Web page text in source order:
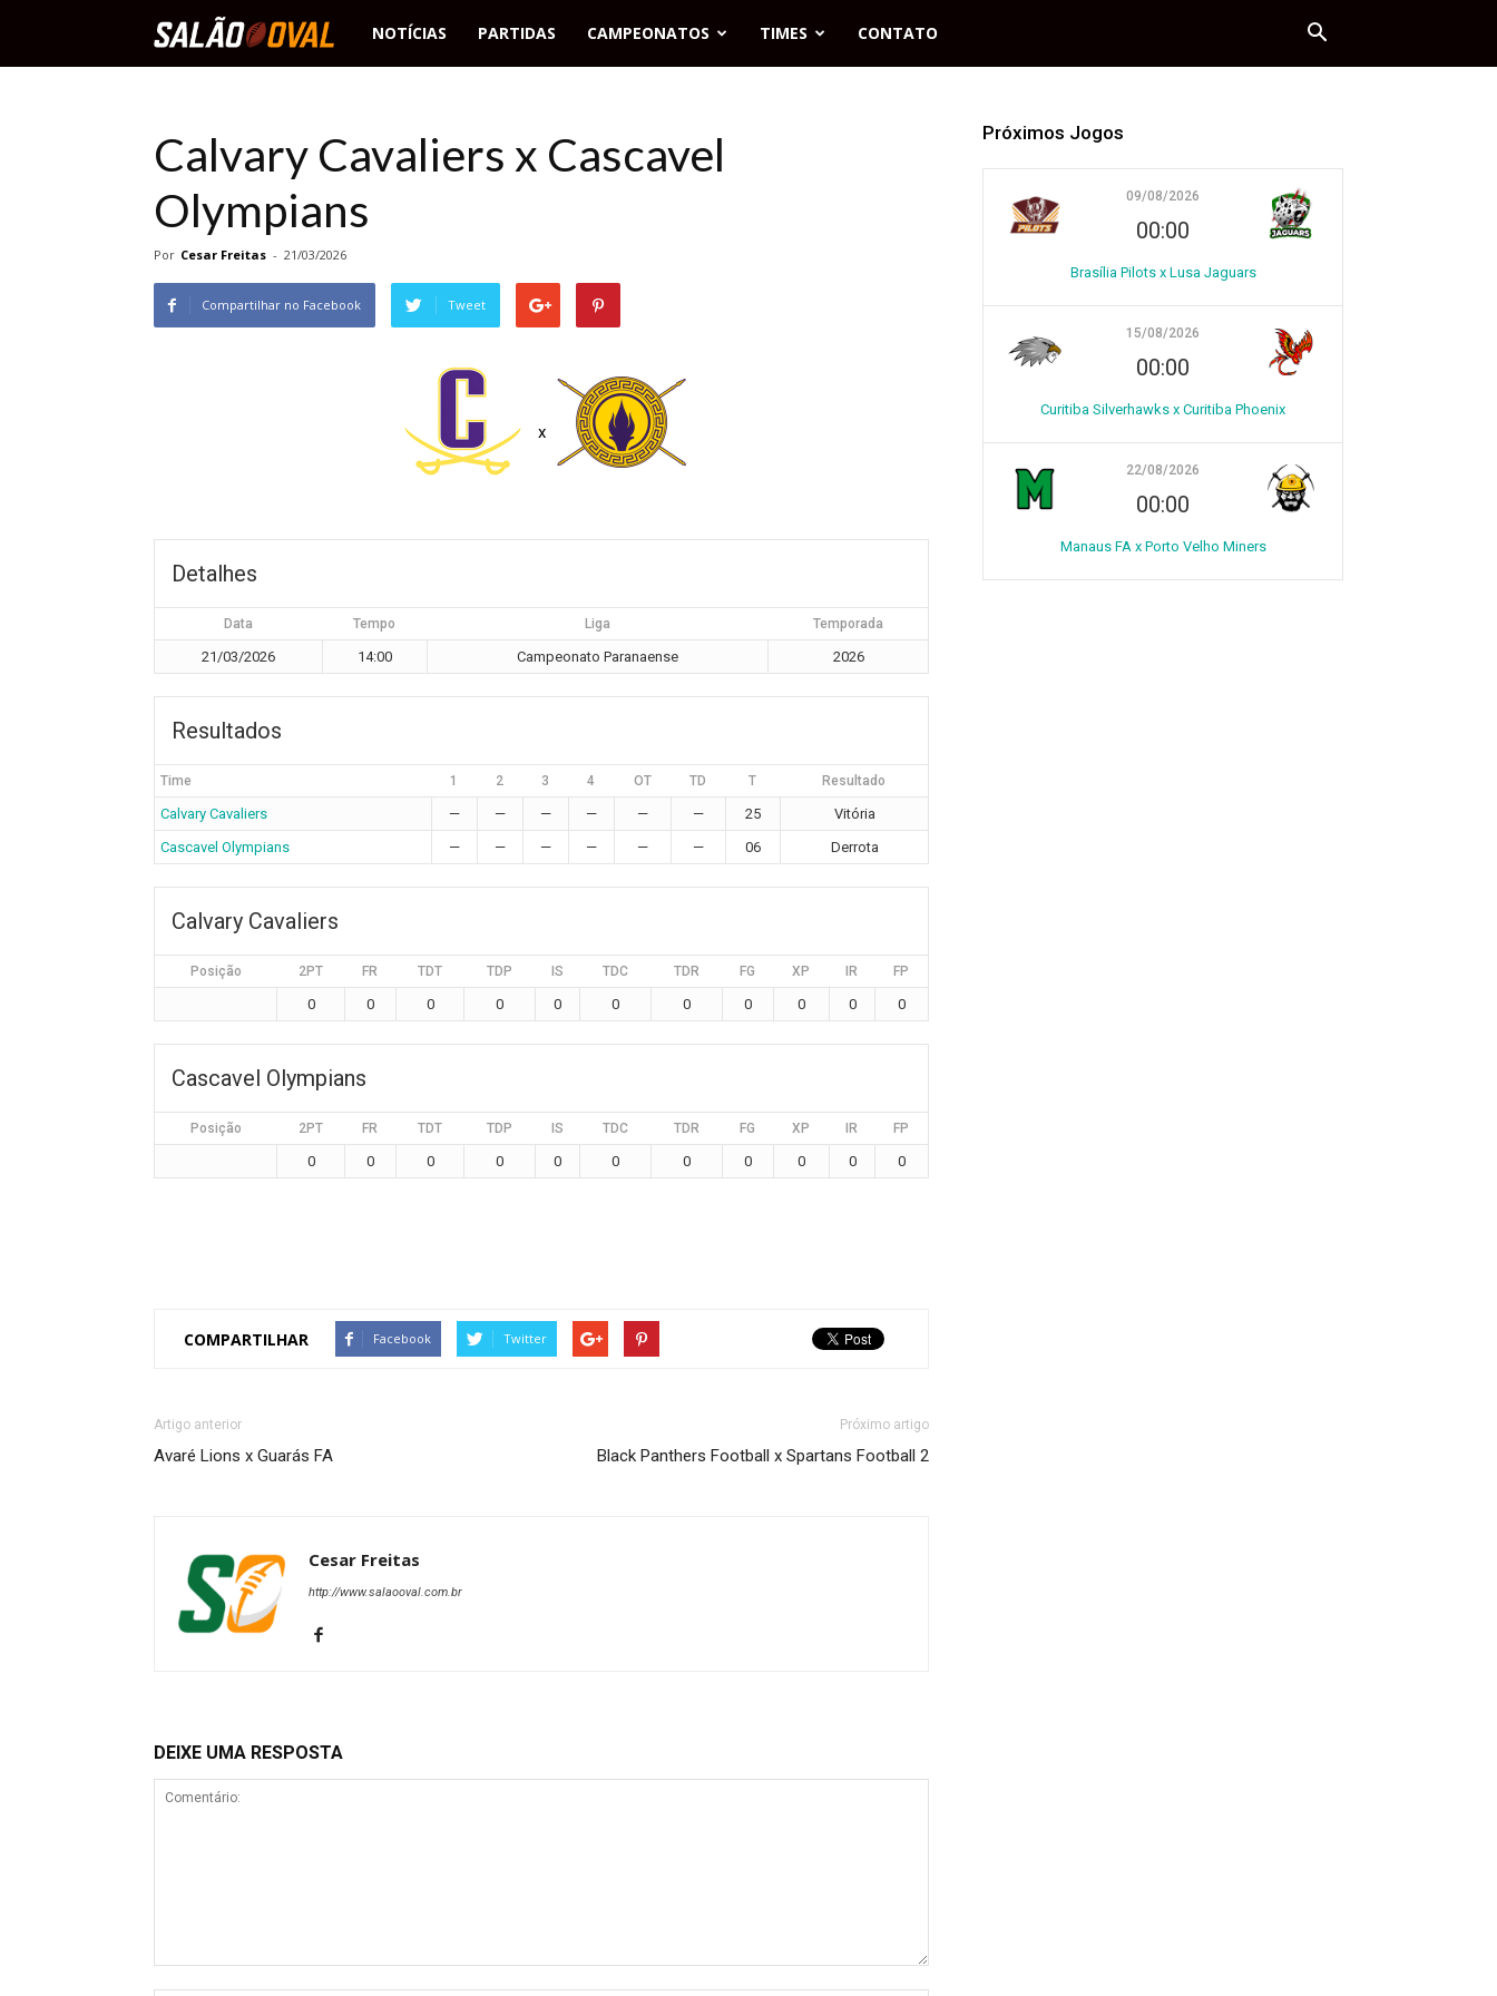
Salão
NOTÍCIAS PARTIDAS CAMPEONATOS TIMES CONTATO
Calvary Cavaliers x Cascavel
Olympians
Por Cesar Freitas - 21/03/2026
Compartilhar no Facebook Tweet
x
Detalhes
Data Tempo Liga Temporada
21/03/2026 14:00 Campeonato Paranaense 2026
Resultados
Time 1 2 3 4 OT TD T Resultado
Calvary Cavaliers — — — — — — 25
Vitória
Cascavel Olympians
— — — — — — 06 Derrota
Calvary Cavaliers
Posição 2PT FR TDT TDP IS TDC TDR FG XP IR FP
0 0 0 0 0 0 0 0 0 0 0
Cascavel Olympians
Posição 2PT FR TDT TDP IS TDC TDR FG XP IR FP
0 0 0 0 0 0 0 0 0 0 0
COMPARTILHAR Facebook Twitter
Artigo anterior
Avaré Lions x Guarás FA
Próximo artigo
Black Panthers Football x Spartans Football 2
Cesar Freitas
http://www.salaooval.com.br
DEIXE UMA RESPOSTA
Próximos Jogos
09/08/2026
00:00
Brasília Pilots x Lusa Jaguars
15/08/2026
00:00
Curitiba Silverhawks x Curitiba Phoenix
22/08/2026
00:00
Manaus FA x Porto Velho Miners